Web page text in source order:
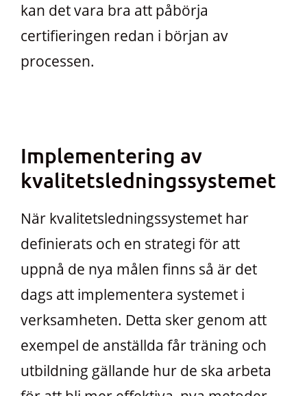
kan det vara bra att påbörja
certifieringen redan i början av
processen.
Implementering av
kvalitetsledningssystemet
När kvalitetsledningssystemet har
definierats och en strategi för att
uppnå de nya målen finns så är det
dags att implementera systemet i
verksamheten. Detta sker genom att
exempel de anställda får träning och
utbildning gällande hur de ska arbeta